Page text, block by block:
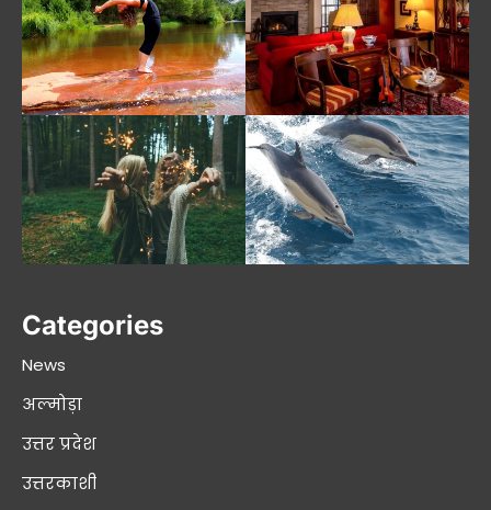
Categories
News
अल्मोड़ा
उत्तर प्रदेश
उत्तरकाशी